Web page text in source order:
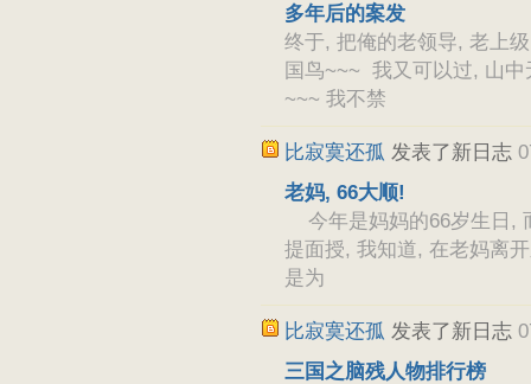
多年后的案发
终于, 把俺的老领导, 老上
国鸟~~~ 我又可以过, 山
~~~ 我不禁
比寂寞还孤 发表了新日志
老妈, 66大顺!
今年是妈妈的66岁生日,
提面授, 我知道, 在老妈离
是为
比寂寞还孤 发表了新日志
三国之脑残人物排行榜